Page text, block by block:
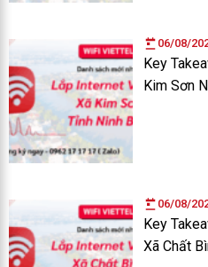
06/08/
Key
Kim Sơn
06/08/
Key
Xã Chất